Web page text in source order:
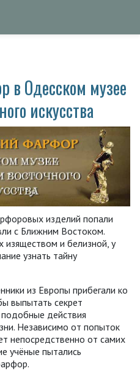
в Одесском музее
искусства
изделий попали
с Ближним Востоком.
и белизной, у
узнать тайну
из Европы прибегали ко
выпытать секрет
действия
Независимо от попыток
непосредственно от самих
учёные пытались